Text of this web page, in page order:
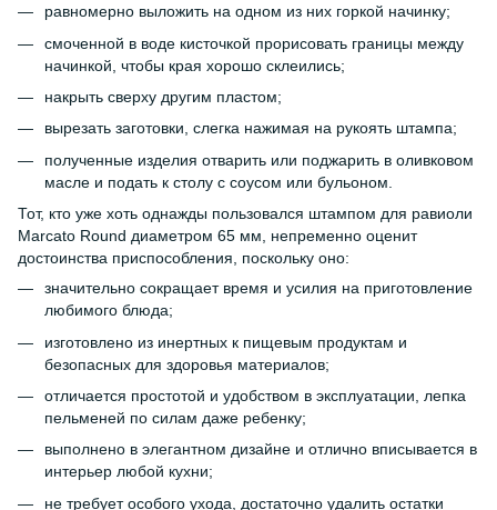
равномерно выложить на одном из них горкой начинку;
смоченной в воде кисточкой прорисовать границы между
начинкой, чтобы края хорошо склеились;
накрыть сверху другим пластом;
вырезать заготовки, слегка нажимая на рукоять штампа;
полученные изделия отварить или поджарить в оливковом
масле и подать к столу с соусом или бульоном.
Тот, кто уже хоть однажды пользовался штампом для равиоли
Marcato Round диаметром 65 мм, непременно оценит
достоинства приспособления, поскольку оно:
значительно сокращает время и усилия на приготовление
любимого блюда;
изготовлено из инертных к пищевым продуктам и
безопасных для здоровья материалов;
отличается простотой и удобством в эксплуатации, лепка
пельменей по силам даже ребенку;
выполнено в элегантном дизайне и отлично вписывается в
интерьер любой кухни;
не требует особого ухода, достаточно удалить остатки